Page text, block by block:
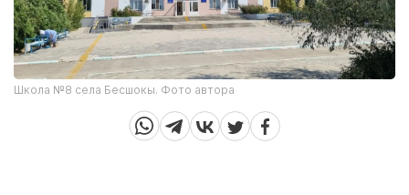
Школа №8 села Бесшокы. Фото автора